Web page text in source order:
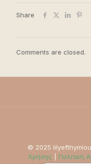
Share
Comments are closed.
© 2025
Χρήσης
Πολιτική